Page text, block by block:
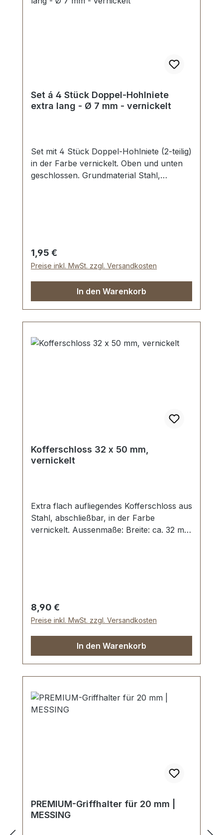
Set á 4 Stück Doppel-Hohlniete
extra lang - Ø 7 mm - vernickelt
Set mit 4 Stück Doppel-Hohlniete (2-teilig)
in der Farbe vernickelt. Oben und unten
geschlossen. Grundmaterial Stahl,
Regulärer Preis:
1,95 €
Preise inkl. MwSt. zzgl. Versandkosten
In den Warenkorb
Kofferschloss 32 x 50 mm,
vernickelt
Extra flach aufliegendes Kofferschloss aus
Stahl, abschließbar, in der Farbe
vernickelt. Aussenmaße: Breite: ca. 32 mm
Regulärer Preis:
8,90 €
Preise inkl. MwSt. zzgl. Versandkosten
In den Warenkorb
PREMIUM-Griffhalter für 20 mm |
MESSING